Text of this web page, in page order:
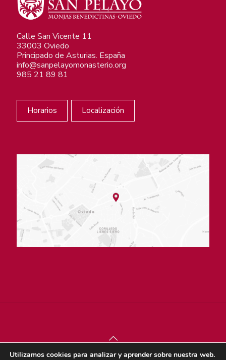
Calle San Vicente 11
33003 Oviedo
Principado de Asturias. España
info@sanpelayomonasterio.org
985 21 89 81
Horarios Localización
Utilizamos cookies para analizar y aprender sobre nuestra web.